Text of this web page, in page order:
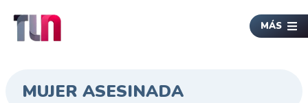
MÁS
MUJER ASESINADA